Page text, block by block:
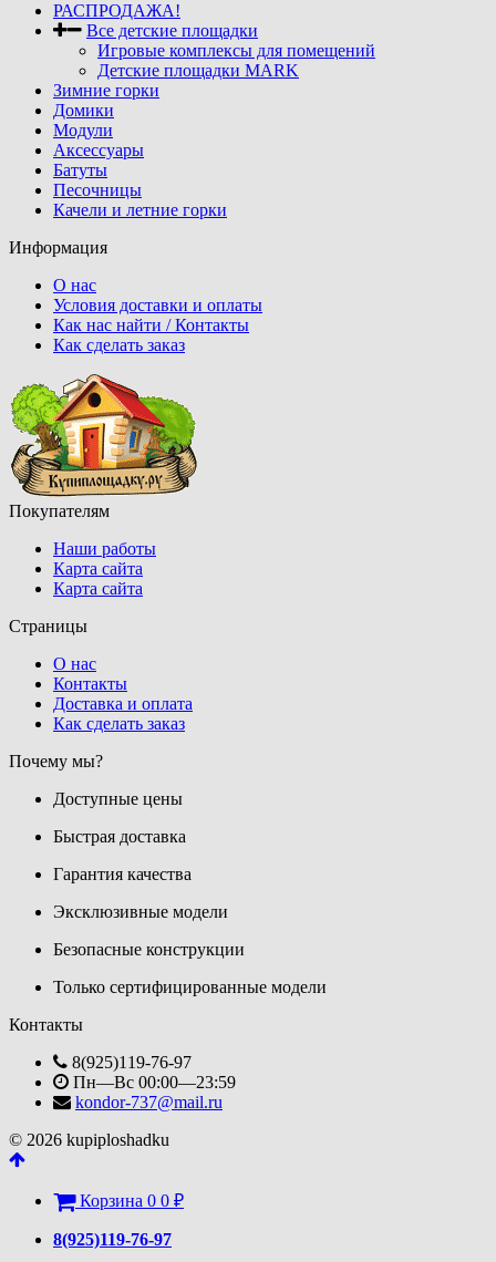
РАСПРОДАЖА!
Все детские площадки
Игровые комплексы для помещений
Детские площадки MARK
Зимние горки
Домики
Модули
Аксессуары
Батуты
Песочницы
Качели и летние горки
Информация
О нас
Условия доставки и оплаты
Как нас найти / Контакты
Как сделать заказ
Покупателям
Наши работы
Карта сайта
Карта сайта
Страницы
О нас
Контакты
Доставка и оплата
Как сделать заказ
Почему мы?
Доступные цены
Быстрая доставка
Гарантия качества
Эксклюзивные модели
Безопасные конструкции
Только сертифицированные модели
Контакты
8(925)119-76-97
Пн—Вс 00:00—23:59
kondor-737@mail.ru
© 2026 kupiploshadku
Корзина 0 0 ₽
8(925)119-76-97